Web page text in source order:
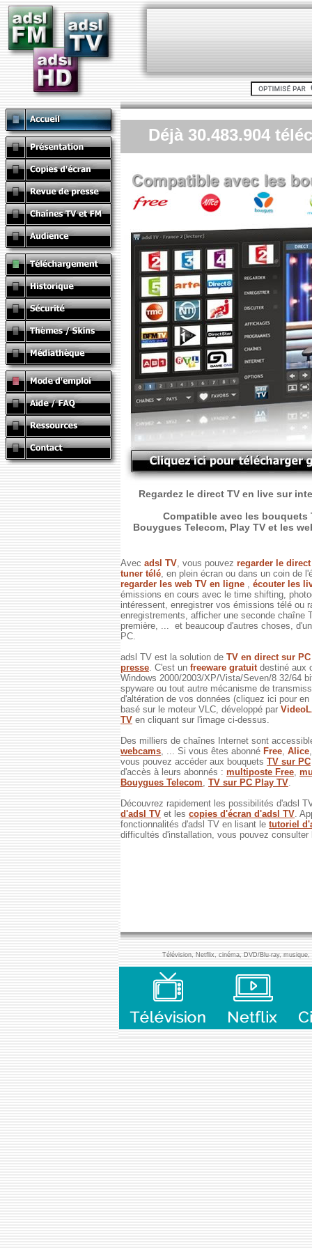
Regardez le direct TV en live sur
Compatible avec les bouquets
Bouygues Telecom, Play TV et les
Avec adsl TV , vous pouvez regarder le
tuner télé , en plein écran ou dans un coin de
regarder les web TV en ligne
écouter les
émissions en cours avec le time shifting,
intéressent, enregistrer vos émissions télé ou
enregistrements, afficher une seconde chaîne
première, ... et beaucoup d'autres choses,
PC.
adsl TV est la solution de TV en direct sur
presse . C'est un freeware gratuit destiné aux
Windows 2000/2003/XP/Vista/Seven/8 32/64
spyware ou tout autre mécanisme de
d'altération de vos données (cliquez ici pour
basé sur le moteur VLC, développé par
TV en cliquant sur l'image ci-dessus.
Des milliers de chaînes Internet sont
webcams , ... Si vous êtes abonné Free Alice
vous pouvez accéder aux bouquets TV sur PC
d'accès à leurs abonnés : multiposte Free
Bouygues Telecom TV sur PC Play TV
Découvrez rapidement les possibilités d'adsl
d'adsl TV et les copies d'écran d'adsl TV .
fonctionnalités d'adsl TV en lisant le tutoriel
difficultés d'installation, vous pouvez
Télévision, Netflix, cinéma, DVD/Blu-ray,